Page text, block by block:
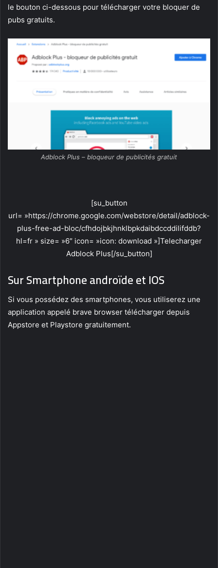
le bouton ci-dessous pour télécharger votre bloquer de
pubs gratuits.
Adblock Plus – bloqueur de publicités gratuit
[su_button
url= »https://chrome.google.com/webstore/detail/adblock-
plus-free-ad-bloc/cfhdojbkjhnklbpkdaibdccddilifddb?
hl=fr » size= »6″ icon= »icon: download »]Telecharger
Adblock Plus[/su_button]
Sur Smartphone androïde et IOS
Si vous possédez des smartphones, vous utiliserez une
application appelé brave browser télécharger depuis
Appstore et Playstore gratuitement.